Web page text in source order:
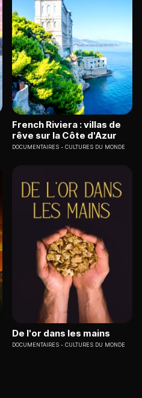
French Riviera : villas de
rêve sur la Côte d'Azur
DOCUMENTAIRES CULTURES DU MONDE
De l'or dans les mains
DOCUMENTAIRES CULTURES DU MONDE